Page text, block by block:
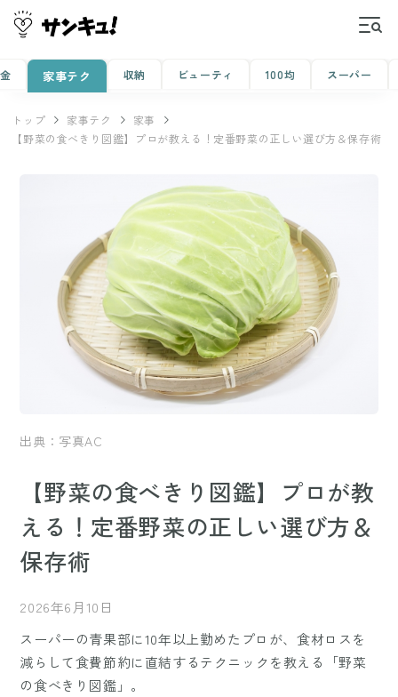
家事テク 収納 ビューティ 100均 スーパー
トップ 家事テク
家事
【野菜の食べきり図鑑】プロが教える！定番野菜の正しい選び方＆保存術
出典：写真AC
【野菜の食べきり図鑑】プロが教
える！定番野菜の正しい選び方＆
保存術
2026年6月10日
スーパーの青果部に10年以上勤めたプロが、食材ロスを
減らして食費節約に直結するテクニックを教える「野菜
の食べきり図鑑」。